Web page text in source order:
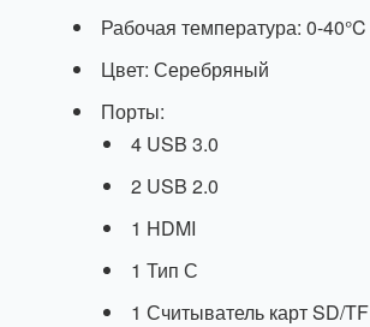
Рабочая температура: 0-40°C
Цвет: Серебряный
Порты:
4 USB 3.0
2 USB 2.0
1 HDMI
1 Тип С
1 Считыватель карт SD/TF